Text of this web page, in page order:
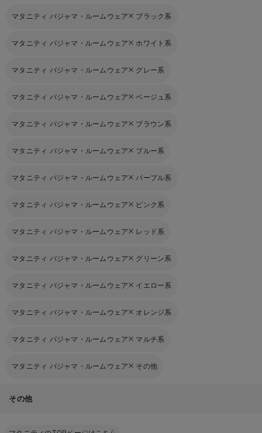
マタニティ パジャマ・ルームウェア ブラック系
マタニティ パジャマ・ルームウェア ホワイト系
マタニティ パジャマ・ルームウェア グレー系
マタニティ パジャマ・ルームウェア ベージュ系
マタニティ パジャマ・ルームウェア ブラウン系
マタニティ パジャマ・ルームウェア ブルー系
マタニティ パジャマ・ルームウェア パープル系
マタニティ パジャマ・ルームウェア ピンク系
マタニティ パジャマ・ルームウェア レッド系
マタニティ パジャマ・ルームウェア グリーン系
マタニティ パジャマ・ルームウェア イエロー系
マタニティ パジャマ・ルームウェア オレンジ系
マタニティ パジャマ・ルームウェア マルチ系
マタニティ パジャマ・ルームウェア その他
その他